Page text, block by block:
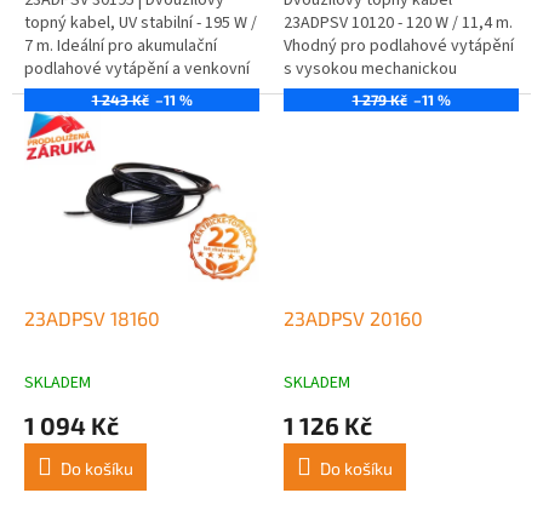
topný kabel, UV stabilní - 195 W /
7 m. Ideální pro akumulační
podlahové vytápění a venkovní
aplikace.
23ADPSV 10120 - 120 W / 11,4 m.
Vhodný pro podlahové vytápění
s vysokou mechanickou
odolností.
1 243 Kč –11 %
23ADPSV 18160
SKLADEM
1 094 Kč
Do košíku
1 279 Kč –11 %
23ADPSV 20160
SKLADEM
1 126 Kč
Do košíku